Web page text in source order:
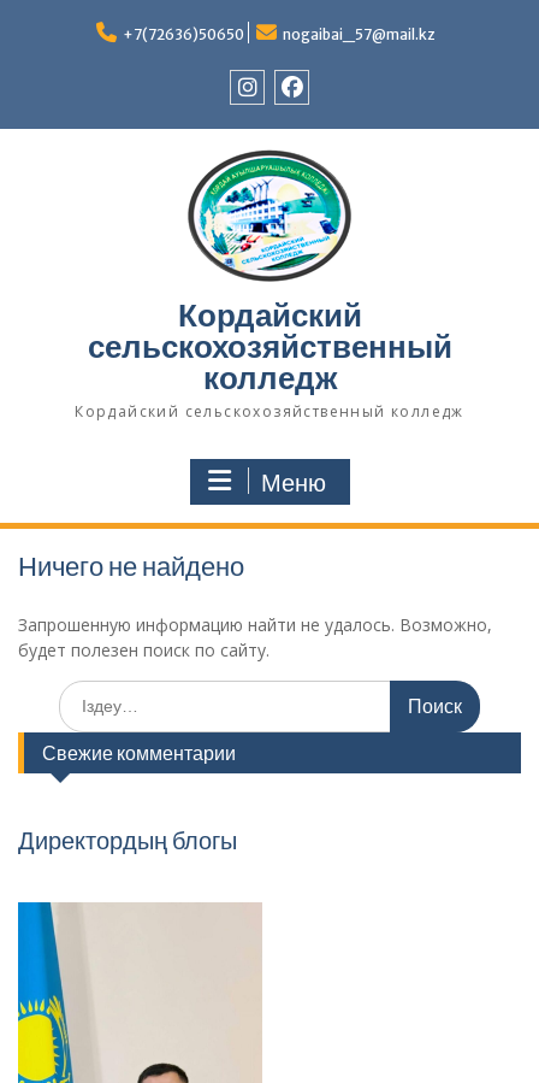
+7(72636)50650 nogaibai_57@mail.kz
Кордайский
сельскохозяйственный
колледж
Кордайский сельскохозяйственный колледж
Меню
Ничего не найдено
Запрошенную информацию найти не удалось. Возможно,
будет полезен поиск по сайту.
Поиск
по:
Свежие комментарии
Директордың блогы